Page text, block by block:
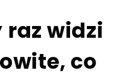
widzi
co